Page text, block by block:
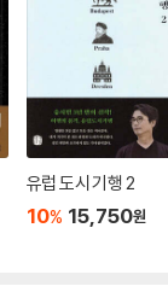
유럽 도시 기행 2
10% 15,750원